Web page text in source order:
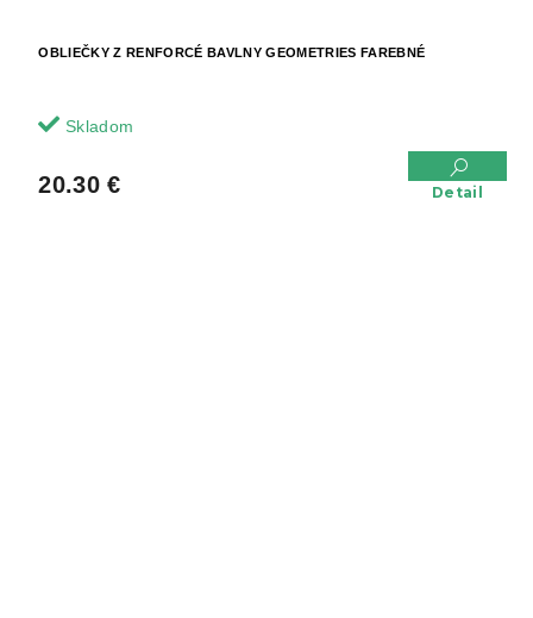
OBLIEČKY Z RENFORCÉ BAVLNY GEOMETRIES FAREBNÉ
Skladom
20.30 € Detail